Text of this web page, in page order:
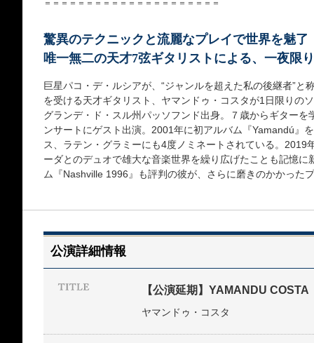
＝＝＝＝＝＝＝＝＝＝＝＝＝＝＝＝＝＝＝＝＝
驚異のテクニックと流麗なプレイで世界を魅了
唯一無二の天才7弦ギタリストによる、一夜限
巨星パコ・デ・ルシアが、“ジャンルを超えた私の後継者”と
を受ける天才ギタリスト、ヤマンドゥ・コスタが1日限りの
グランデ・ド・スル州パッソフンド出身。７歳からギター
ンサートにゲスト出演。2001年に初アルバム『Yamandú』
ス、ラテン・グラミーにも4度ノミネートされている。2019
ーダとのデュオで雄大な音楽世界を繰り広げたことも記憶
ム『Nashville 1996』も評判の彼が、さらに磨きのかかった
公演詳細情報
【公演延期】YAMANDU COSTA
ヤマンドゥ・コスタ